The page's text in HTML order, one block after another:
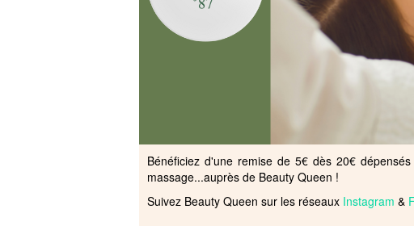
Bénéficiez d'une remise de 5€ dès 20€
massage...auprès de Beauty Queen !
Suivez Beauty Queen sur les réseaux Instagram &